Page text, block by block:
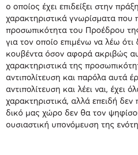
ο οποίος έχει επιδείξει στην
χαρακτηριστικά γνωρίσματα που
προσωπικότητα του Προέδρου
για τον οποίο επιμένω να λέω ότι
κουβέντα όσον αφορά ακριβώς
χαρακτηριστικά της
αντιπολίτευση και παρόλα αυτά
αντιπολίτευση και λέει ναι, έχει
χαρακτηριστικά, αλλά επειδή δεν
δικό μας χώρο δεν θα τον
ουσιαστική υπονόμευση της